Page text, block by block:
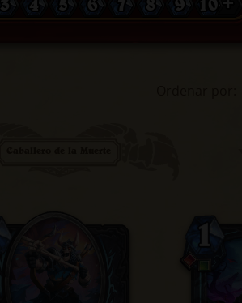
3 4 5 6 7 8 9 10 +